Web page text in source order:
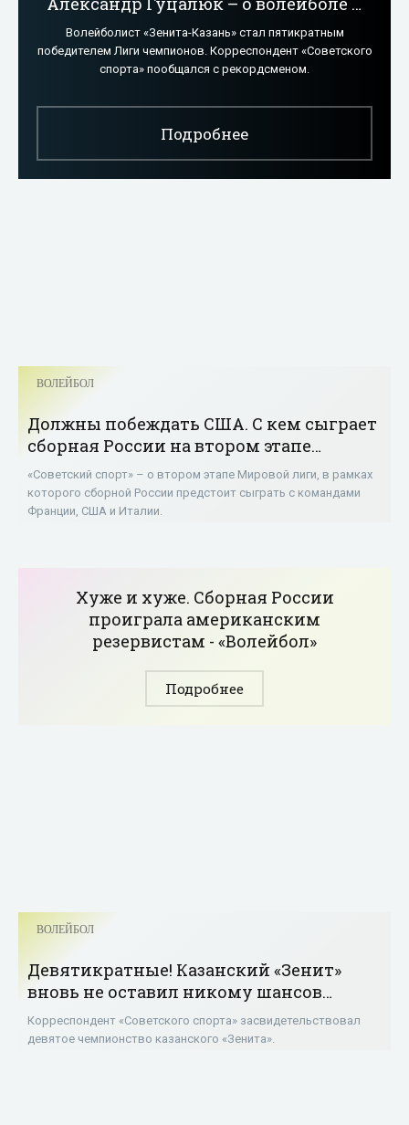
не только - «Волейбол»
Волейболист «Зенита-Казань» стал пятикратным
победителем Лиги чемпионов. Корреспондент «Советского
спорта» пообщался с рекордсменом.
Подробнее
ВОЛЕЙБОЛ
Должны побеждать США. С кем сыграет
сборная России на втором этапе
Мировой лиги - «Волейбол»
«Советский спорт» – о втором этапе Мировой лиги, в рамках
которого сборной России предстоит сыграть с командами
Франции, США и Италии.
Хуже и хуже. Сборная России
проиграла американским
резервистам - «Волейбол»
Подробнее
ВОЛЕЙБОЛ
Девятикратные! Казанский «Зенит»
вновь не оставил никому шансов
(видео) - «Волейбол»
Корреспондент «Советского спорта» засвидетельствовал
девятое чемпионство казанского «Зенита».